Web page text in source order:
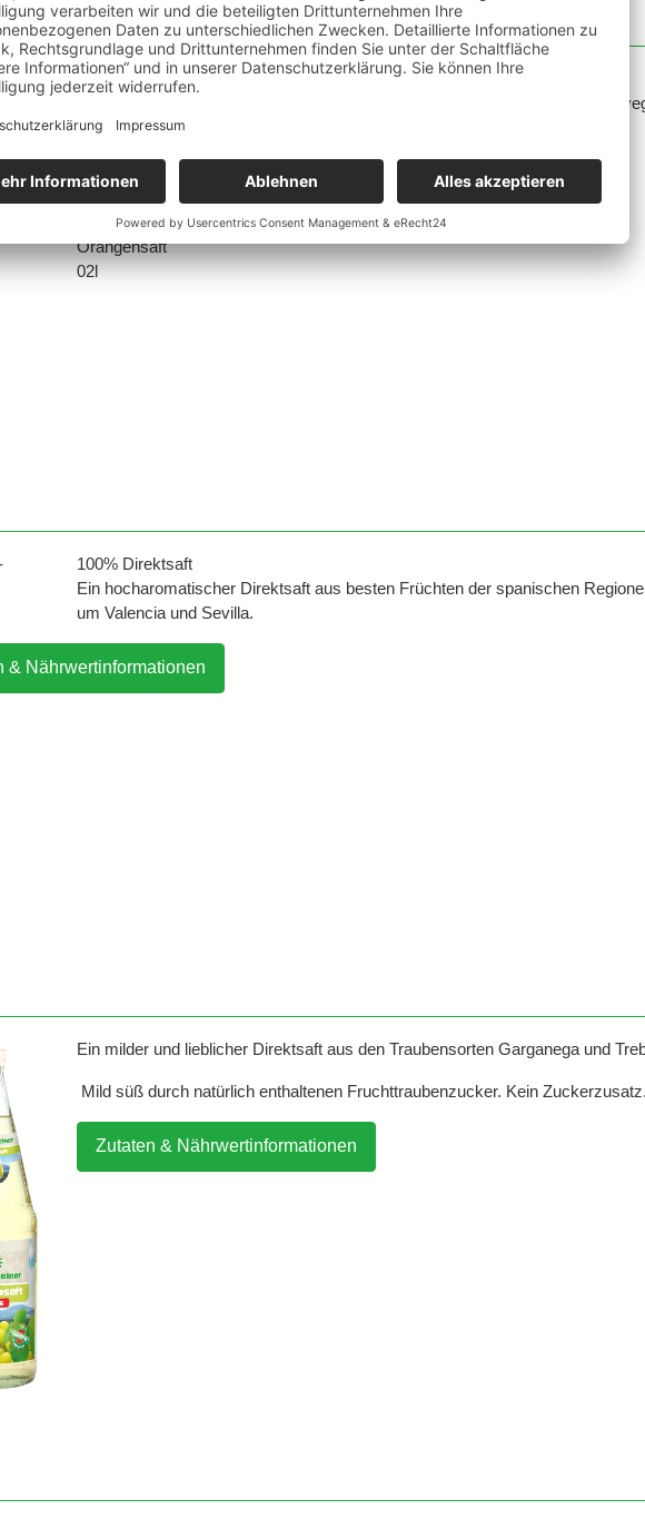
Von auserlesenen Orangen südamerikanischer Anbaugebiete.
lt. Gesetz ohne Zuckerzusatz - enthält von Natur aus Zucker.
Zutaten & Nährwertinformationen
100% Direktsaft
Ein hocharomatischer Direktsaft aus besten Früchten der spanischen
um Valencia und Sevilla.
& Nährwertinformationen
Ein milder und lieblicher Direktsaft aus den Traubensorten Garganega und
Mild süß durch natürlich enthaltenen Fruchttraubenzucker. Kein
Zutaten & Nährwertinformationen